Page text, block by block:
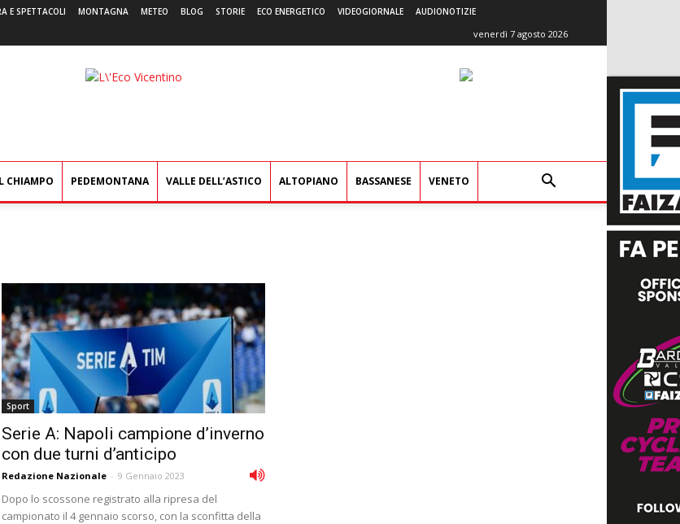
E SPETTACOLI MONTAGNA METEO BLOG STORIE ECO ENERGETICO VIDEOGIORNALE AUDIONOTIZIE
venerdì 7 agosto 2026
L'Eco
CHIAMPO PEDEMONTANA VALLE DELL’ASTICO ALTOPIANO BASSANESE VENETO
Sport
Serie A: Napoli campione d’inverno
con due turni d’anticipo
Redazione Nazionale - 9 Gennaio 2023
Dopo lo scossone registrato alla ripresa del
campionato il 4 gennaio scorso, con la sconfitta della